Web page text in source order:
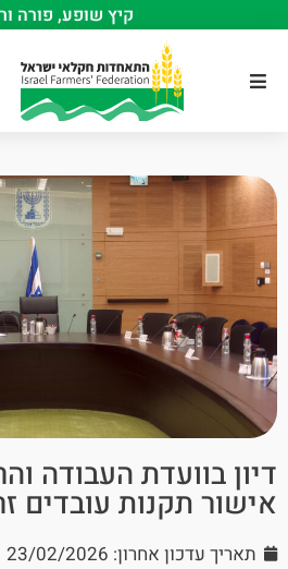
קיץ שופע, פורה
דיון בוועדת העבודה
אישור תקנות עובדים
תאריך עדכון אחרון: 23/02/2026